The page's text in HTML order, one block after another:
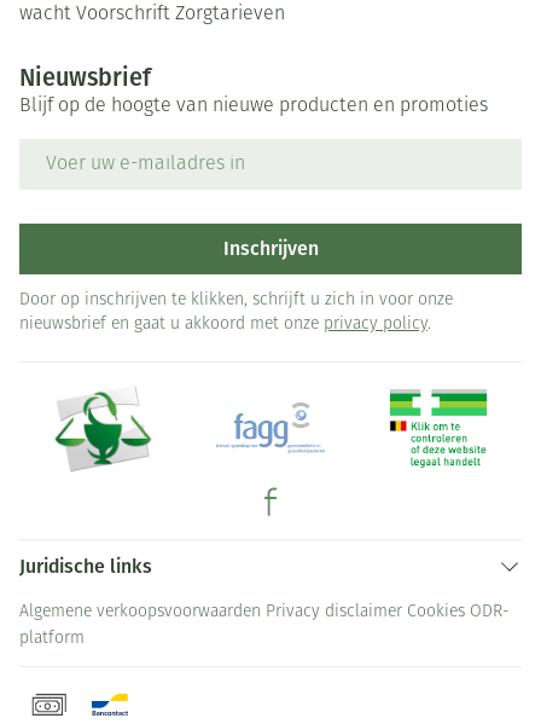
wacht Voorschrift Zorgtarieven
Nieuwsbrief
Blijf op de hoogte van nieuwe producten en promoties
Inschrijven
Door op inschrijven te klikken, schrijft u zich in voor onze
nieuwsbrief en gaat u akkoord met onze privacy policy.
Juridische links
Algemene verkoopsvoorwaarden Privacy disclaimer Cookies ODR-
platform